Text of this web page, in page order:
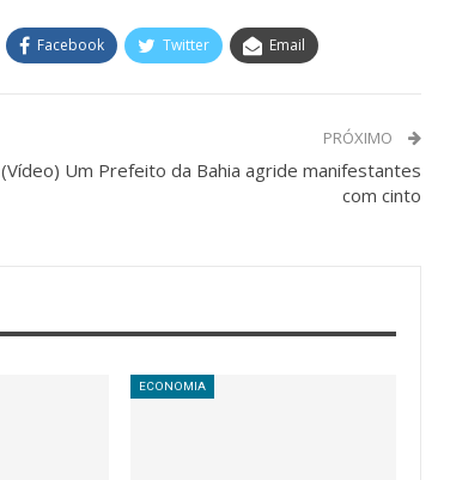
Facebook Twitter Email
PRÓXIMO
(Vídeo) Um Prefeito da Bahia agride manifestantes
com cinto
ECONOMIA